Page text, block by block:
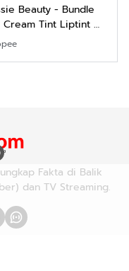
Beauty - Bundle
Cream Tint Liptint All
Fakta di Balik
dan TV Streaming.